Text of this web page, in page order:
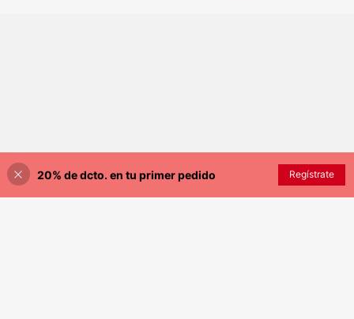
¡15% DE DESCUENTO! AÑADIR A LA BOLSA
20% de dcto. en tu primer pedido Regístrate